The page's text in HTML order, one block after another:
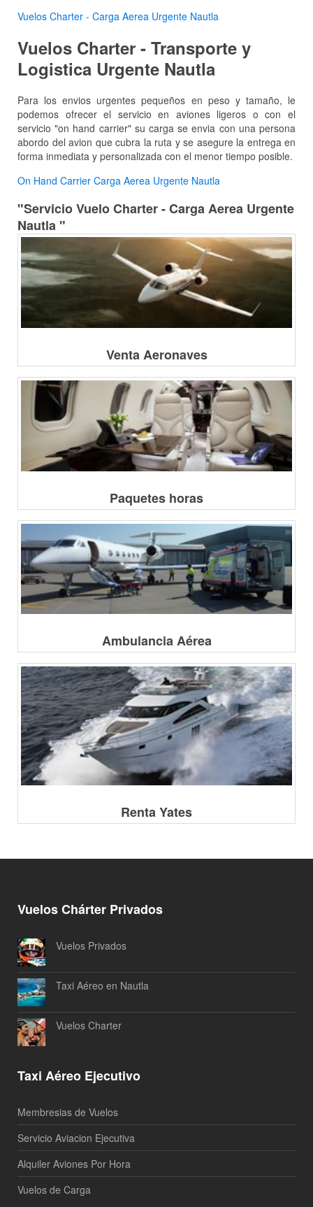
Vuelos Charter - Carga Aerea Urgente Nautla
Vuelos Charter - Transporte y
Logistica Urgente Nautla
Para los envios urgentes pequeños en peso y tamaño, le
podemos ofrecer el servicio en aviones ligeros o con el
servicio "on hand carrier" su carga se envia con una persona
abordo del avion que cubra la ruta y se asegure la entrega en
forma inmediata y personalizada con el menor tiempo posible.
On Hand Carrier Carga Aerea Urgente Nautla
"Servicio Vuelo Charter - Carga Aerea Urgente
Nautla "
Venta Aeronaves
Paquetes horas
Ambulancia Aérea
Renta Yates
Vuelos Chárter Privados
Vuelos Privados
Taxi Aéreo en Nautla
Vuelos Charter
Taxi Aéreo Ejecutivo
Membresias de Vuelos
Servicio Aviacion Ejecutiva
Alquiler Aviones Por Hora
Vuelos de Carga